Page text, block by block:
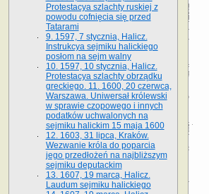
Protestacya szlachty ruskiej z
powodu cofnięcia się przed
Tatarami
9. 1597, 7 stycznia, Halicz.
Instrukcya sejmiku halickiego
posłom na sejm walny
10. 1597, 10 stycznia, Halicz.
Protestacya szlachty obrządku
greckiego. 11. 1600, 20 czerwca,
Warszawa. Uniwersał królewski
w sprawie czopowego i innych
podatków uchwalonych na
sejmiku halickim 15 maja 1600
12. 1603, 31 lipca, Kraków.
Wezwanie króla do poparcia
jego przedłożeń na najbliższym
sejmiku deputackim
13. 1607, 19 marca, Halicz.
Laudum sejmiku halickiego